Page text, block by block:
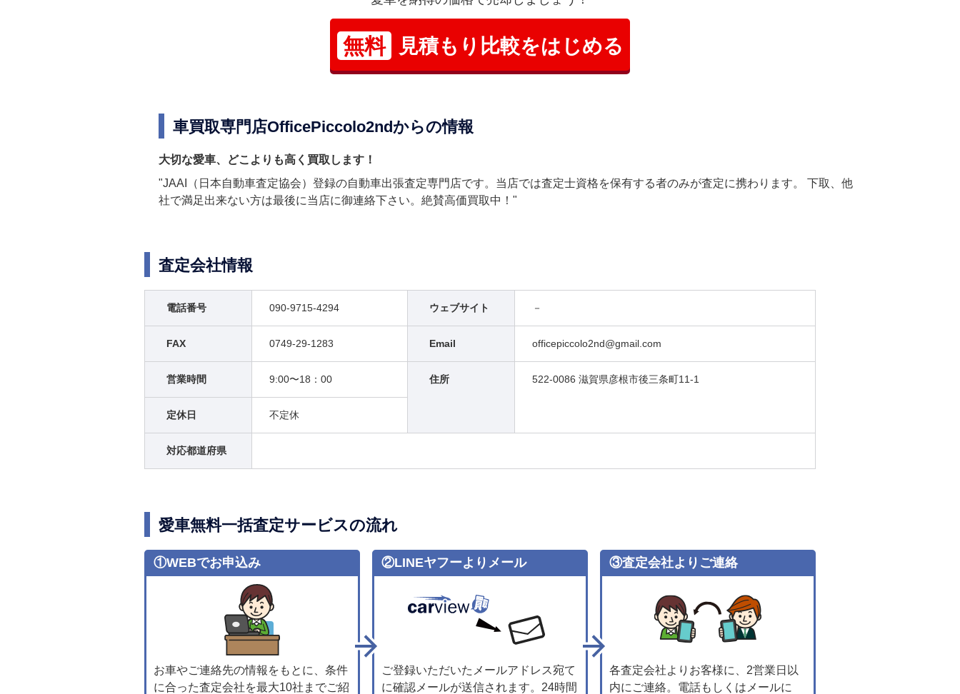
無料 見積もり比較をはじめる
車買取専門店OfficePiccolo2ndからの情報
大切な愛車、どこよりも高く買取します！
"JAAI（日本自動車査定協会）登録の自動車出張査定専門店です。当店では査定士資格を保有する者のみが査定に携わります。 下取、他
社で満足出来ない方は最後に当店に御連絡下さい。絶賛高価買取中！"
査定会社情報
電話番号 090-9715-4294 ウェブサイト －
FAX 0749-29-1283 Email officepiccolo2nd@gmail.com
営業時間 9:00〜18：00 住所 522-0086 滋賀県彦根市後三条町11-1
定休日 不定休
対応都道府県
愛車無料一括査定サービスの流れ
①WEBでお申込み
お車やご連絡先の情報をもとに、条件
に合った査定会社を最大10社までご紹
②LINEヤフーよりメール
ご登録いただいたメールアドレス宛て
に確認メールが送信されます。24時間
③査定会社よりご連絡
各査定会社よりお客様に、2営業日以
内にご連絡。電話もしくはメールに